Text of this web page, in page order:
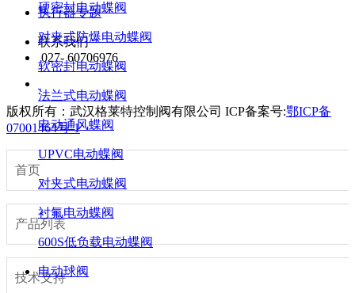
硬密封电动蝶阀
对夹式防爆电动蝶阀
软密封电动蝶阀
法兰式电动蝶阀
电动通风蝶阀
UPVC电动蝶阀
对夹式电动蝶阀
衬氟电动蝶阀
600S低负载电动蝶阀
电动球阀
执行器专题
联系我们
027- 60706976
版权所有：武汉格莱特控制阀有限公司 ICP备案号:鄂ICP备
07001464号-1
首页
产品列表
技术支持